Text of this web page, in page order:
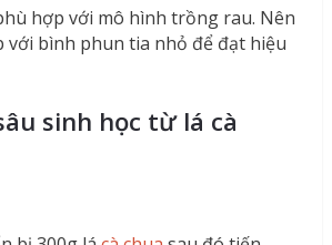
hợp với mô hình trồng rau. Nên
với bình phun tia nhỏ để đạt hiệu
sinh học từ lá cà